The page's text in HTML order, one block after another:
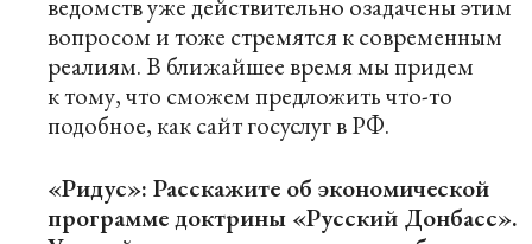
ведомств уже действительно озадачены этим
вопросом и тоже стремятся к современным
реалиям. В ближайшее время мы придем
к тому, что сможем предложить что-то
подобное, как сайт госуслуг в РФ.
«Ридус»: Расскажите об экономической
программе доктрины «Русский Донбасс».